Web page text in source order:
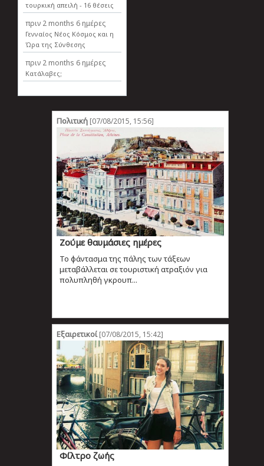
τουρκική απειλή - 16 θέσεις
πριν 2 months 6 ημέρες
Γενναίος Νέος Κόσμος και η
Ώρα της Σύνθεσης
πριν 2 months 6 ημέρες
Κατάλαβες;
Πολιτική[07/08/2015, 15:56]
Ζούμε θαυμάσιες ημέρες
Το φάντασμα της πάλης των τάξεων
μεταβάλλεται σε τουριστική ατραξιόν για
πολυπληθή γκρουπ...
Εξαιρετικοί[07/08/2015, 15:42]
Φίλτρο ζωής